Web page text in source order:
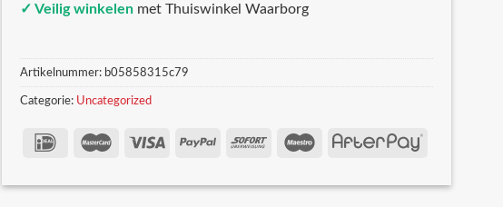
✓ Veilig winkelen met Thuiswinkel Waarborg
Artikelnummer: b05858315c79
Categorie: Uncategorized